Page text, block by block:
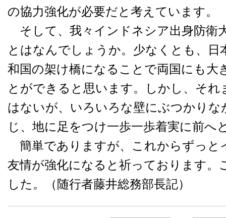
の協力強化が必要だと考えています。
そして、我々インドネシア出身防衛
とはなんでしょうか。少なくとも、日
和国の架け橋になることで両国にも大
とができると思います。しかし、それ
はないが、いろいろな壁にぶつかりな
じ、地に足をつけ一歩一歩着実に前へ
簡単でありますが、これからずっと
友情が強化になると祈っております。
した。（随行者藤井総務部長記）